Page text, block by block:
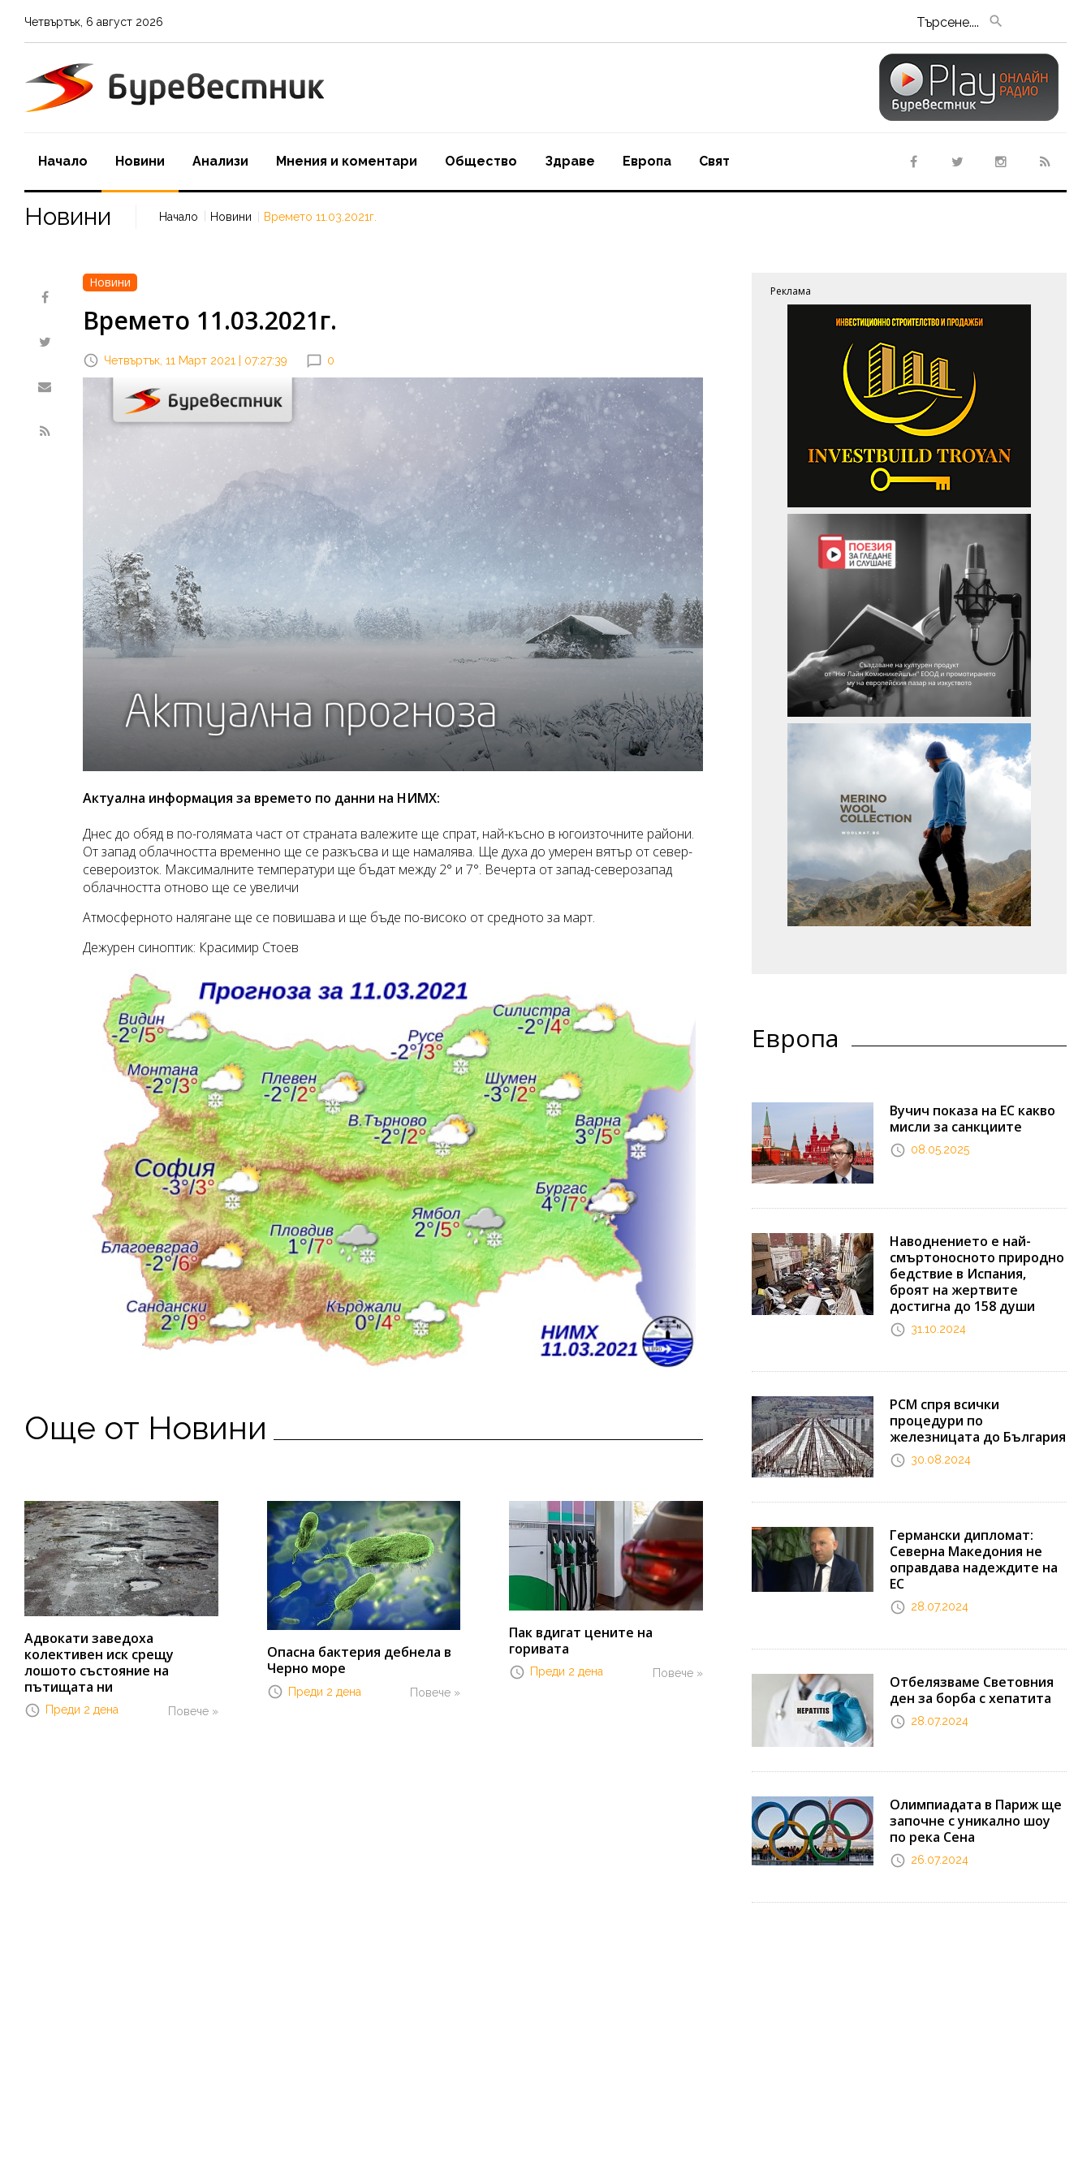
Четвъртък 6 август 2026 Търсене....
Начало Новини Aнализи Мнения и коментари Oбщество Здраве Европа Свят
Новини Начало Новини Времето 11.03.2021г.
Новини
Времето 11.03.2021г.
Четвъртък, 11 Март 2021 | 07:27:39 0
Актуална информация за времето по данни на НИМХ:
Днес до обяд в по-голямата част от страната валежите ще спрат, най-късно в югоизточните райони.
От запад облачността временно ще се разкъсва и ще намалява. Ще духа до умерен вятър от север-
североизток. Максималните температури ще бъдат между 2° и 7°. Вечерта от запад-северозапад
облачността отново ще се увеличи
Атмосферното налягане ще се повишава и ще бъде по-високо от средното за март.
Дежурен синоптик: Красимир Стоев
Още от Новини
Адвокати заведоха
колективен иск срещу
лошото състояние на
пътищата ни
Повече »
Преди 2 дена
Опасна бактерия дебнела в
Черно море
Повече »
Преди 2 дена
Пак вдигат цените на
горивата
Повече »
Преди 2 дена
Реклама
Европа
Вучич показа на ЕС какво
мисли за санкциите
08.05.2025
Наводнението е най-
смъртоносното природно
бедствие в Испания,
броят на жертвите
достигна до 158 души
31.10.2024
РСМ спря всички
процедури по
железницата до България
30.08.2024
Германски дипломат:
Северна Македония не
оправдава надеждите на
ЕС
28.07.2024
Отбелязваме Световния
ден за борба с хепатита
28.07.2024
Олимпиадата в Париж ще
започне с уникално шоу
по река Сена
26.07.2024